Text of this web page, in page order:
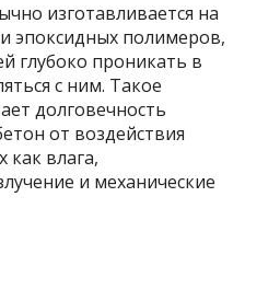
изготавливается на
эпоксидных полимеров,
глубоко проникать в
с ним. Такое
долговечность
от воздействия
как влага,
и механические